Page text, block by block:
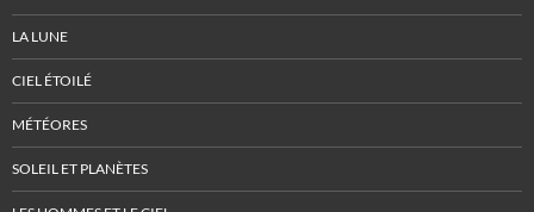
LA LUNE
CIEL ÉTOILÉ
MÉTÉORES
SOLEIL ET PLANÈTES